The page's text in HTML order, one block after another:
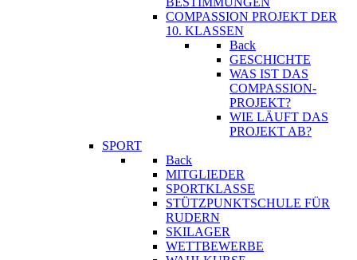
COMPASSION PROJEKT DER
10. KLASSEN
Back
GESCHICHTE
WAS IST DAS
COMPASSION-
PROJEKT?
WIE LÄUFT DAS
PROJEKT AB?
SPORT
Back
MITGLIEDER
SPORTKLASSE
STÜTZPUNKTSCHULE FÜR
RUDERN
SKILAGER
WETTBEWERBE